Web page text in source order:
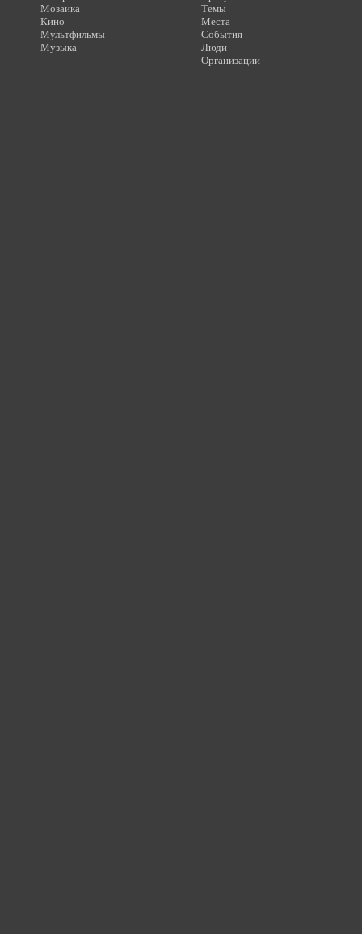
Мозаика
Кино
Мультфильмы
Музыка
Темы
Места
События
Люди
Организации